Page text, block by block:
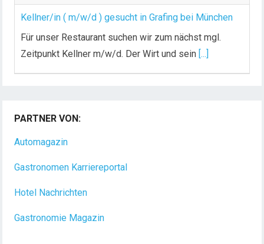
Kellner/in ( m/w/d ) gesucht in Grafing bei München
Für unser Restaurant suchen wir zum nächst mgl.
Zeitpunkt Kellner m/w/d. Der Wirt und sein [...]
PARTNER VON:
Automagazin
Gastronomen Karriereportal
Hotel Nachrichten
Gastronomie Magazin